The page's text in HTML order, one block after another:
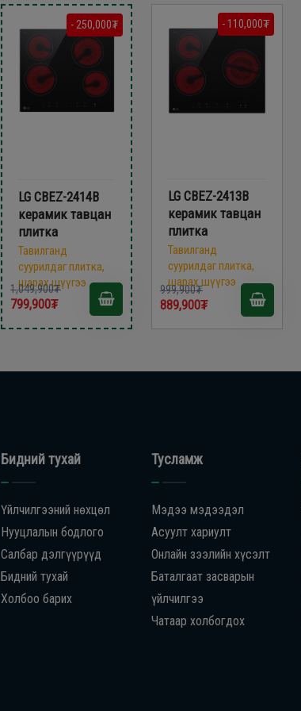
- 250,000₮
LG CBEZ-2414B
керамик тавцан
плитка
Тавилганд
суурилдаг плитка,
шарах шүүгээ
1,049,900₮
799,900₮
- 110,000₮
LG CBEZ-2413B
керамик тавцан
плитка
Тавилганд
суурилдаг плитка,
шарах шүүгээ
999,900₮
889,900₮
Бидний тухай
Үйлчилгээний нөхцөл
Нууцлалын бодлого
Салбар дэлгүүрүүд
Бидний тухай
Холбоо барих
Тусламж
Мэдээ мэдээдэл
Асуулт хариулт
Онлайн зээлийн хүсэлт
Баталгаат засварын
үйлчилгээ
Чатаар холбогдох